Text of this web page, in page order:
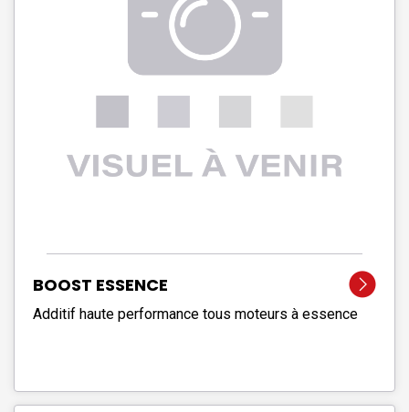
BOOST ESSENCE
Additif haute performance tous moteurs à essence